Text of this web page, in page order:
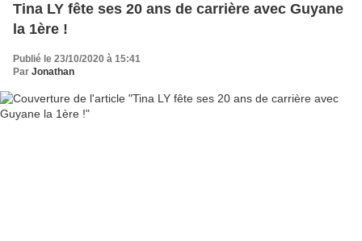
Tina LY fête ses 20 ans de carrière avec Guyane
la 1ère !
Publié le 23/10/2020 à 15:41
Par Jonathan